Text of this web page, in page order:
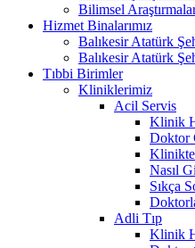
Bilimsel
Hizmet Binalarımız
Balıkesir Atatürk
Balıkesir Atatürk
Tıbbi Birimler
Kliniklerimiz
Acil Servis
Klinik
Doktor
Nasıl
Sıkça
Adli Tıp
Klinik